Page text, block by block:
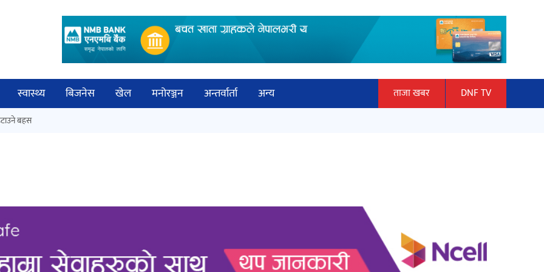
स्वास्थ्य बिजनेस खेल मनोरञ्जन अन्तर्वार्ता
अन्य
ताजा खबर DNF TV
औपचारिक सेवा सञ्चालनमा
हलमा छैन ‘गौँथली’को टिकट
बहस